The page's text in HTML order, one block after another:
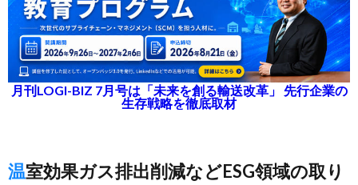
月刊LOGI-BIZ 7月号は「未来を創る輸送改革」 先行企業の
生存戦略を徹底取材
温室効果ガス排出削減などESG領域の取り